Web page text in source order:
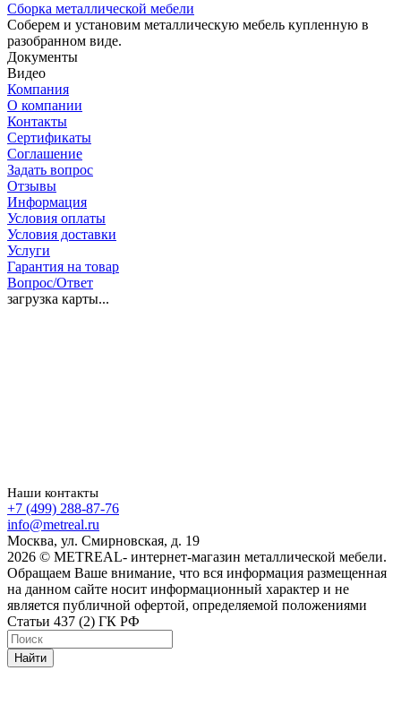
Сборка металлической мебели
Соберем и установим металлическую мебель купленную в
разобранном виде.
Документы
Видео
Компания
О компании
Контакты
Сертификаты
Соглашение
Задать вопрос
Отзывы
Информация
Условия оплаты
Условия доставки
Услуги
Гарантия на товар
Вопрос/Ответ
загрузка карты...
Наши контакты
+7 (499) 288-87-76
info@metreal.ru
Москва, ул. Смирновская, д. 19
2026 © METREAL- интернет-магазин металлической мебели.
Обращаем Ваше внимание, что вся информация размещенная
на данном сайте носит информационный характер и не
является публичной офертой, определяемой положениями
Статьи 437 (2) ГК РФ
Найти